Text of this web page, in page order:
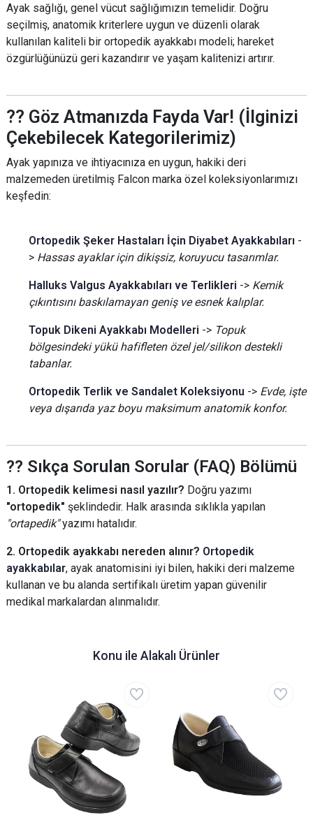
Ayak sağlığı, genel vücut sağlığımızın temelidir. Doğru
seçilmiş, anatomik kriterlere uygun ve düzenli olarak
kullanılan kaliteli bir ortopedik ayakkabı modeli; hareket
özgürlüğünüzü geri kazandırır ve yaşam kalitenizi artırır.
?? Göz Atmanızda Fayda Var! (İlginizi
Çekebilecek Kategorilerimiz)
Ayak yapınıza ve ihtiyacınıza en uygun, hakiki deri
malzemeden üretilmiş Falcon marka özel koleksiyonlarımızı
keşfedin:
Ortopedik Şeker Hastaları İçin Diyabet Ayakkabıları -
> Hassas ayaklar için dikişsiz, koruyucu tasarımlar.
Halluks Valgus Ayakkabıları ve Terlikleri -> Kemik
çıkıntısını baskılamayan geniş ve esnek kalıplar.
Topuk Dikeni Ayakkabı Modelleri -> Topuk
bölgesindeki yükü hafifleten özel jel/silikon destekli
tabanlar.
Ortopedik Terlik ve Sandalet Koleksiyonu -> Evde, işte
veya dışarıda yaz boyu maksimum anatomik konfor.
?? Sıkça Sorulan Sorular (FAQ) Bölümü
1. Ortopedik kelimesi nasıl yazılır? Doğru yazımı
"ortopedik" şeklindedir. Halk arasında sıklıkla yapılan
"ortapedik"yazımı hatalıdır.
2. Ortopedik ayakkabı nereden alınır? Ortopedik
ayakkabılar, ayak anatomisini iyi bilen, hakiki deri malzeme
kullanan ve bu alanda sertifikalı üretim yapan güvenilir
medikal markalardan alınmalıdır.
Konu ile Alakalı Ürünler